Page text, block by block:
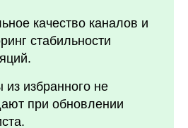
качество каналов и
стабильности
из избранного не
при обновлении